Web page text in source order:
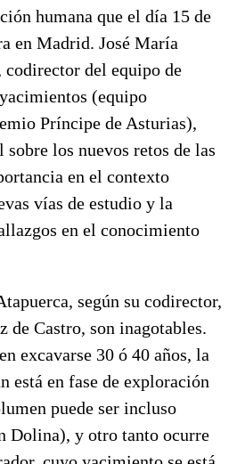
humana que el día 15 de
en Madrid. José María
codirector del equipo de
(equipo
Príncipe de Asturias),
los nuevos retos de las
en el contexto
vías de estudio y la
en el conocimiento
según su codirector,
Castro, son inagotables.
excavarse 30 ó 40 años, la
está en fase de exploración
puede ser incluso
Dolina), y otro tanto ocurre